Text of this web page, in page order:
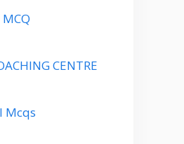
MCQ
CENTRE
Mcqs